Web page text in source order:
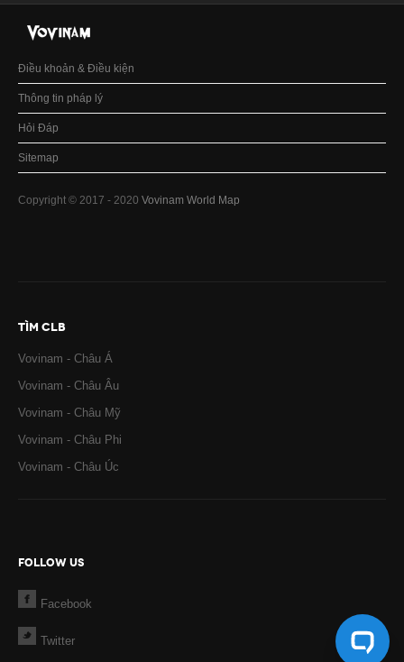
Điều khoản & Điều kiện
Thông tin pháp lý
Hỏi Đáp
Sitemap
Copyright © 2017 - 2020 Vovinam World Map
TÌM CLB
Vovinam - Châu Á
Vovinam - Châu Âu
Vovinam - Châu Mỹ
Vovinam - Châu Phi
Vovinam - Châu Úc
FOLLOW US
Facebook
Twitter